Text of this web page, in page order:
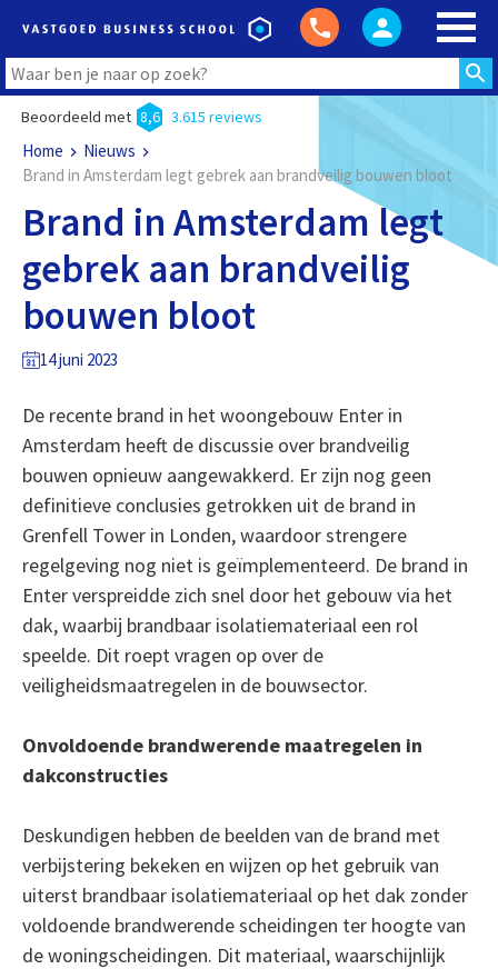
Beoordeeld met 8,6 3.615 reviews
Home
Nieuws
Brand in Amsterdam legt gebrek aan brandveilig bouwen bloot
Brand in Amsterdam legt
gebrek aan brandveilig
bouwen bloot
14 juni 2023
De recente brand in het woongebouw Enter in
Amsterdam heeft de discussie over brandveilig
bouwen opnieuw aangewakkerd. Er zijn nog geen
definitieve conclusies getrokken uit de brand in
Grenfell Tower in Londen, waardoor strengere
regelgeving nog niet is geïmplementeerd. De brand in
Enter verspreidde zich snel door het gebouw via het
dak, waarbij brandbaar isolatiemateriaal een rol
speelde. Dit roept vragen op over de
veiligheidsmaatregelen in de bouwsector.
Onvoldoende brandwerende maatregelen in
dakconstructies
Deskundigen hebben de beelden van de brand met
verbijstering bekeken en wijzen op het gebruik van
uiterst brandbaar isolatiemateriaal op het dak zonder
voldoende brandwerende scheidingen ter hoogte van
de woningscheidingen. Dit materiaal, waarschijnlijk